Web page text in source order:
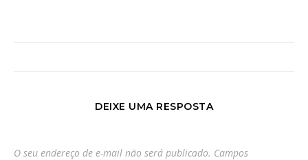
DEIXE UMA RESPOSTA
O seu endereço de e-mail não será publicado. Campos